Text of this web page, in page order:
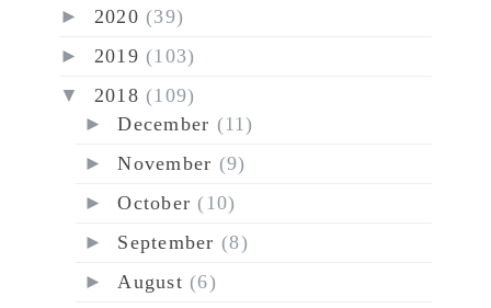
► 2020 (39)
► 2019 (103)
▼ 2018 (109)
►December (11)
►November (9)
►October (10)
► September (8)
► August (6)